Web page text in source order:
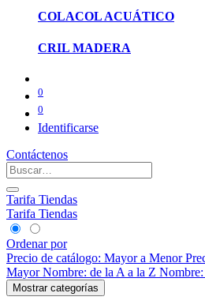
COLACOL ACUÁTICO
CRIL MADERA
0
0
Identificarse
Contáctenos
Tarifa Tiendas
Tarifa Tiendas
Ordenar por
Precio de catálogo: Mayor a Menor
Mayor Nombre: de la A a la Z
Mostrar categorías